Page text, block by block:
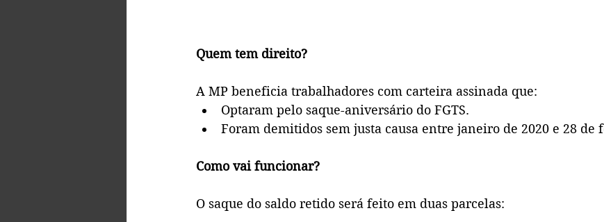
Quem tem direito?
A MP beneficia trabalhadores com carteira assinada que:
Optaram pelo saque-aniversário do FGTS.
Foram demitidos sem justa causa entre janeiro de 2020 e 28 de
Como vai funcionar?
O saque do saldo retido será feito em duas parcelas: